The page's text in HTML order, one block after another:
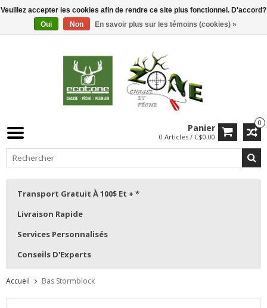
0
Panier
0 Articles / C$0.00
Transport Gratuit À 100$ Et + *
Livraison Rapide
Services Personnalisés
Conseils D'Experts
Accueil Bas Stormblock
Veuillez accepter les cookies afin de rendre ce site plus fonctionnel. D'accord?
Oui
Non En savoir plus sur les témoins (cookies) »